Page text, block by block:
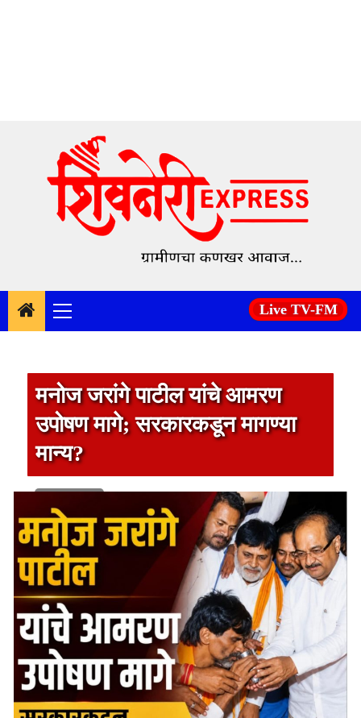
content
Primary
Menu
Live TV-FM
मनोज जरांगे पाटील यांचे आमरण
उपोषण मागे; सरकारकडून मागण्या
मान्य?